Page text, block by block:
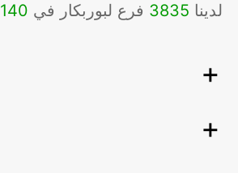
لدينا 3835 فرع لبوربكار في 140